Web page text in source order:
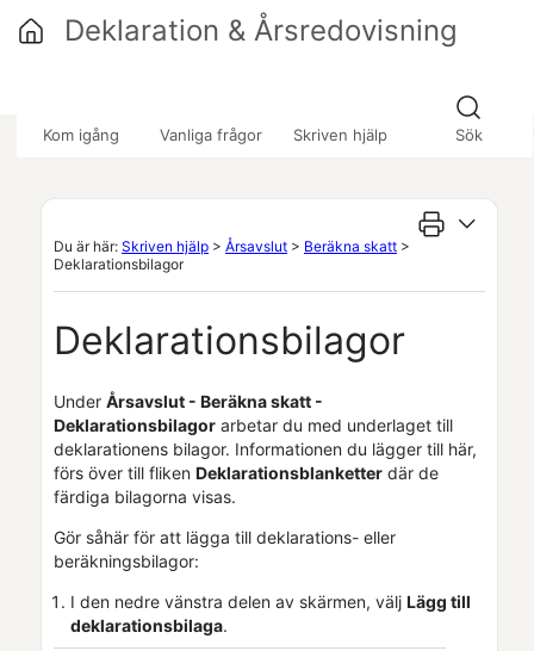
Hoppa över till huvudinnehåll
Kom igång Vanliga frågor Skriven hjälp Sök
Deklaration & Årsredovisning
Du är här: Skriven hjälp > Årsavslut > Beräkna skatt >
Deklarationsbilagor
Deklarationsbilagor
Under Årsavslut - Beräkna skatt -
Deklarationsbilagor arbetar du med underlaget till
deklarationens bilagor. Informationen du lägger till här,
förs över till fliken Deklarationsblanketter där de
färdiga bilagorna visas.
Gör såhär för att lägga till deklarations- eller
beräkningsbilagor:
I den nedre vänstra delen av skärmen, välj Lägg till
deklarationsbilaga.